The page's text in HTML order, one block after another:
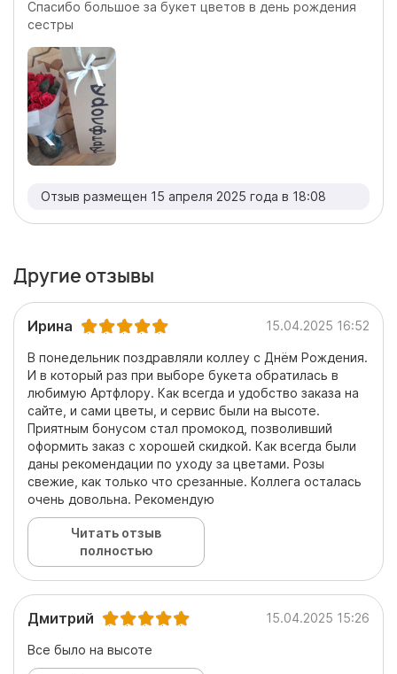
Спасибо большое за букет цветов в день рождения
сестры
Отзыв размещен 15 апреля 2025 года в 18:08
Другие отзывы
Ирина 15.04.2025 16:52
В понедельник поздравляли коллеу с Днём Рождения.
И в который раз при выборе букета обратилась в
любимую Артфлору. Как всегда и удобство заказа на
сайте, и сами цветы, и сервис были на высоте.
Приятным бонусом стал промокод, позволивший
оформить заказ с хорошей скидкой. Как всегда были
даны рекомендации по уходу за цветами. Розы
свежие, как только что срезанные. Коллега осталась
очень довольна. Рекомендую
Читать отзыв
полностью
Дмитрий 15.04.2025 15:26
Все было на высоте